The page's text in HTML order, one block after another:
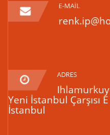
E-MAİL
ADRES
Yeni İstanbul Çarşısı
İstanbul